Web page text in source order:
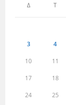
Δ Τ
3 4
10 11
17 18
24 25